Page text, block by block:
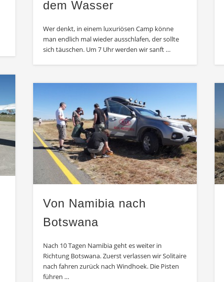
dem Wasser
Wer denkt, in einem luxuriösen Camp könne
man endlich mal wieder ausschlafen, der sollte
sich täuschen. Um 7 Uhr werden wir sanft …
Von Namibia nach
Botswana
Nach 10 Tagen Namibia geht es weiter in
Richtung Botswana. Zuerst verlassen wir Solitaire
nach fahren zurück nach Windhoek. Die Pisten
führen …